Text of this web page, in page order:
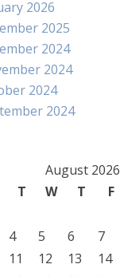
2026
2025
2024
2024
2024
2024
August 2026
T W T F
4 5 6 7
11 12 13 14